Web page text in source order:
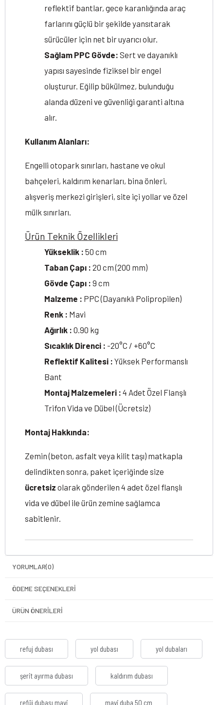
reflektif bantlar, gece karanlığında araç
farlarını güçlü bir şekilde yansıtarak
sürücüler için net bir uyarıcı olur.
Sağlam PPC Gövde: Sert ve dayanıklı
yapısı sayesinde fiziksel bir engel
oluşturur. Eğilip bükülmez, bulunduğu
alanda düzeni ve güvenliği garanti altına
alır.
Kullanım Alanları:
Engelli otopark sınırları, hastane ve okul
bahçeleri, kaldırım kenarları, bina önleri,
alışveriş merkezi girişleri, site içi yollar ve özel
mülk sınırları.
Ürün Teknik Özellikleri
Yükseklik : 50 cm
Taban Çapı : 20 cm (200 mm)
Gövde Çapı : 9 cm
Malzeme : PPC (Dayanıklı Polipropilen)
Renk : Mavi
Ağırlık : 0.90 kg
Sıcaklık Direnci : -20°C / +60°C
Reflektif Kalitesi : Yüksek Performanslı
Bant
Montaj Malzemeleri : 4 Adet Özel Flanşlı
Trifon Vida ve Dübel (Ücretsiz)
Montaj Hakkında:
Zemin (beton, asfalt veya kilit taşı) matkapla
delindikten sonra, paket içeriğinde size
ücretsiz olarak gönderilen 4 adet özel flanşlı
vida ve dübel ile ürün zemine sağlamca
sabitlenir.
YORUMLAR(0)
ÖDEME SEÇENEKLERI
ÜRÜN ÖNERILERI
refuj dubası yol dubası yol dubaları
şerit ayırma dubası kaldırım dubası
refüj dubası mavi mavi duba 50 cm